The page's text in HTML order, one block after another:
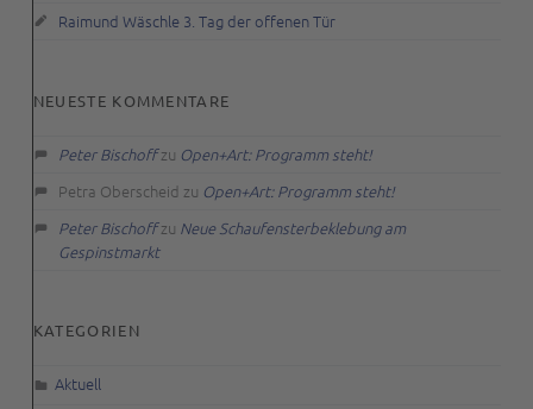
Raimund Wäschle 3. Tag der offenen Tür
NEUESTE KOMMENTARE
Peter Bischoffzu Open+Art: Programm steht!
Petra Oberscheid zu Open+Art: Programm steht!
Peter Bischoffzu Neue Schaufensterbeklebung am
Gespinstmarkt
KATEGORIEN
Aktuell